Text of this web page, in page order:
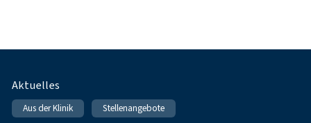
Fußnavigation
Aktuelles
Aus der Klinik Stellenangebote